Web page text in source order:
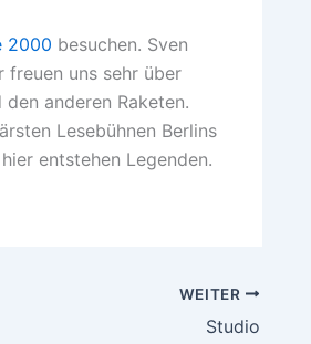
2000 besuchen. Sven
freuen uns sehr über
den anderen Raketen.
Lesebühnen Berlins
entstehen Legenden.
WEITER
Studio